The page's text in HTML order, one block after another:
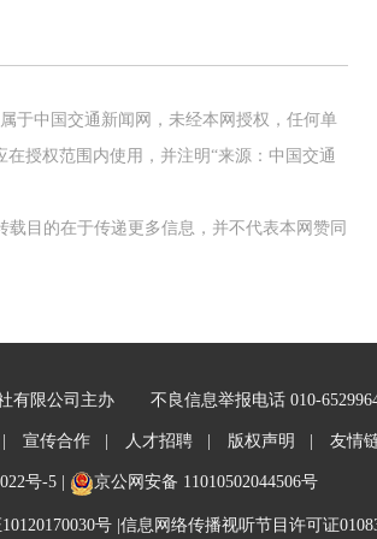
于中国交通新闻网，未经本网授权，任何单
授权范围内使用，并注明“来源：中国交通
目的在于传递更多信息，并不代表本网赞同
有限公司主办 不良信息举报电话 010-
宣传合作 | 人才招聘 | 版权声明 | 友情
号-5| 京公网安备 11010502044506号
号 | 信息网络传播视听节目许可证